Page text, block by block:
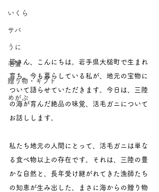
いくら
サバ
うに
毛蟹
贈り物・ギフト
めがぶ
皆さん、こんにちは。岩手県大槌町で生まれ
育ち、今も暮らしている私が、地元の宝物に
ついて語らせていただきます。今日は、三陸
の海が育んだ絶品の味覚、活毛ガニについて
お話しします。
私たち地元の人間にとって、活毛ガニは単な
る食べ物以上の存在です。それは、三陸の豊
かな自然と、長年受け継がれてきた漁師たち
の知恵が生み出した、まさに海からの贈り物